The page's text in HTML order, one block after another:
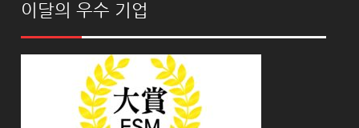
이달의 우수 기업